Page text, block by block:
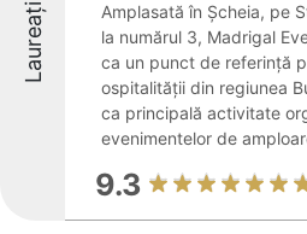
Laureați
Amplasată în Șcheia, pe
la numărul 3, Madrigal
ca un punct de referință
ospitalității din regiunea
ca principală activitate
evenimentelor de
9.3